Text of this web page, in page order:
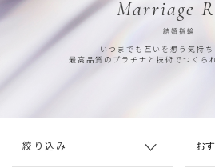
Marriage
結婚指輪
いつまでも互いを想う気持
最高品質のプラチナと技術でつくら
絞り込み